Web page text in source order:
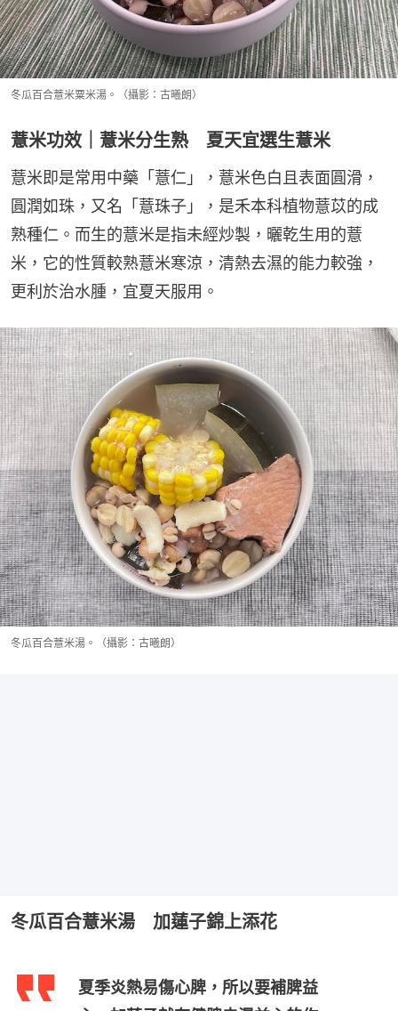
冬瓜百合薏米粟米湯。（攝影：古曦朗）
薏米功效｜薏米分生熟 夏天宜選生薏米
薏米即是常用中藥「薏仁」，薏米色白且表面圓滑，
圓潤如珠，又名「薏珠子」，是禾本科植物薏苡的成
熟種仁。而生的薏米是指未經炒製，曬乾生用的薏
米，它的性質較熟薏米寒涼，清熱去濕的能力較強，
更利於治水腫，宜夏天服用。
冬瓜百合薏米湯。（攝影：古曦朗）
冬瓜百合薏米湯 加蓮子錦上添花
夏季炎熱易傷心脾，所以要補脾益